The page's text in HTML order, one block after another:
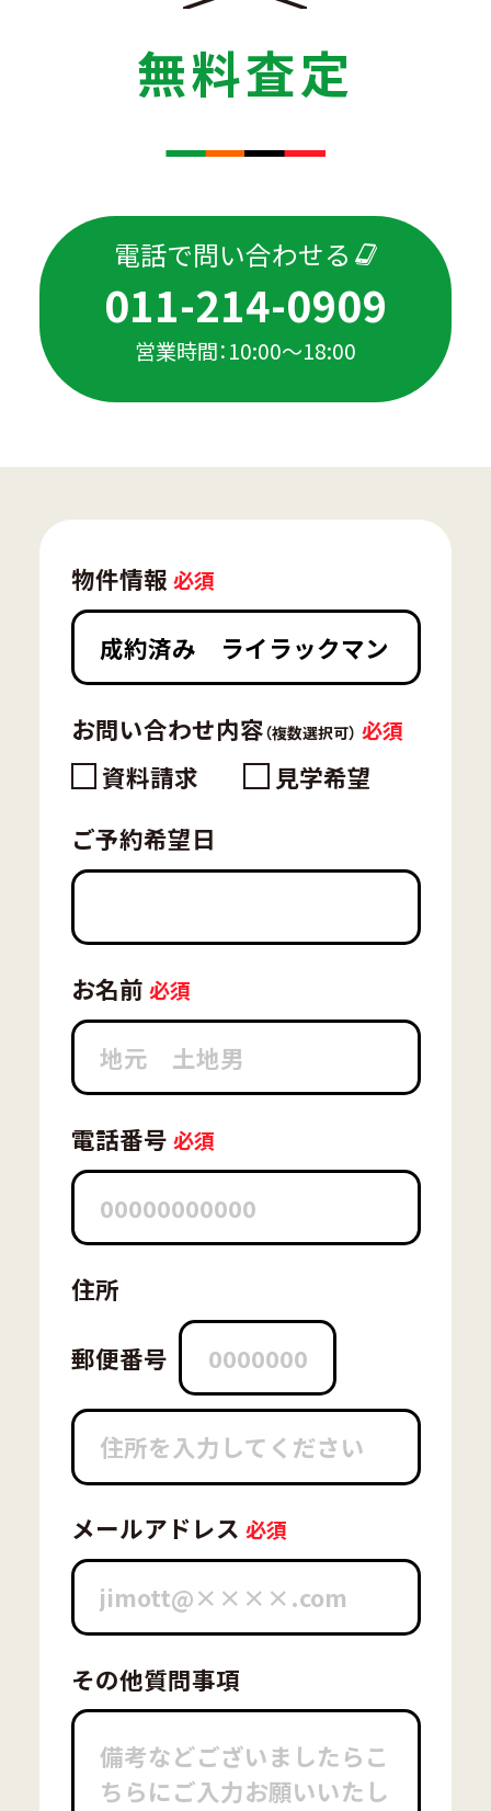
無料査定
電話で問い合わせる
011-214-0909
営業時間：10:00〜18:00
物件情報
お問い合わせ内容（複数選択可）
資料請求
見学希望
ご予約希望日
お名前
電話番号
住所
郵便番号
メールアドレス
その他質問事項